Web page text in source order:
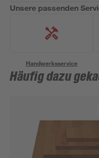
Unsere passenden
Handwerksservice
Häufig dazu